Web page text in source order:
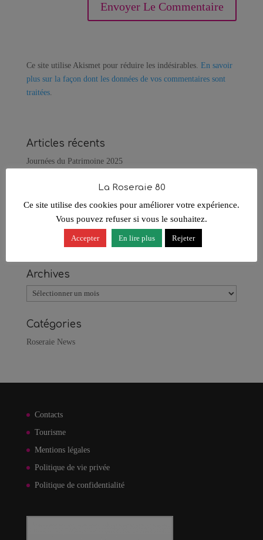
Ce site utilise Akismet pour réduire les indésirables. En savoir
plus sur la façon dont les données de vos commentaires sont
traitées.
Articles récents
Journées du Patrimoine 2025
Delphine Maleuvre dévoile sa collection inédite à la Roseraie
La Roseraie ouvre ses portes pour les Journées au jardin 2022
La Ptite Rebelle était à la Roseraie
Archives
Archives
Catégories
Roseraie News
Contacts
Tourisme
Mentions légales
Politique de vie privée
Politique de confidentialité
La Roseraie 80
Ce site utilise des cookies pour améliorer votre expérience.
Vous pouvez refuser si vous le souhaitez.
Accepter En lire plus Rejeter